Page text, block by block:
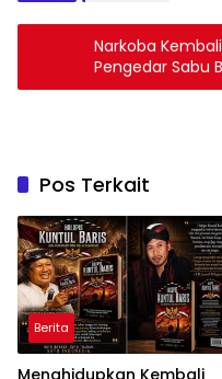
Narkoba
Pengedar Sabu
Pos Terkait
Berita
Menghidupkan Kembali